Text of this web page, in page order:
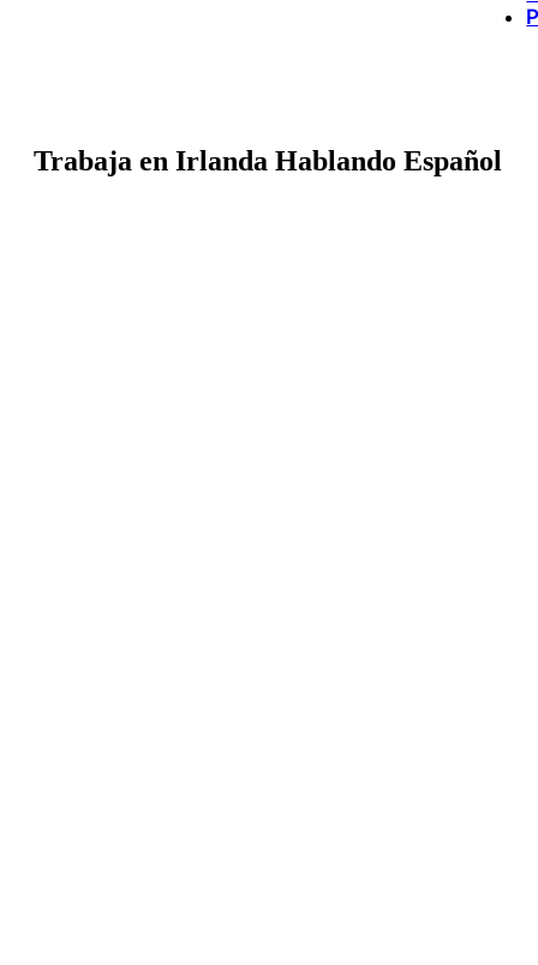
Trabaja en Irlanda Hablando Español